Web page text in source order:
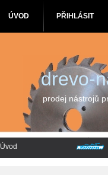
ÚVOD
PŘIHLÁSIT
drevo-
prodej nástrojů
Úvod